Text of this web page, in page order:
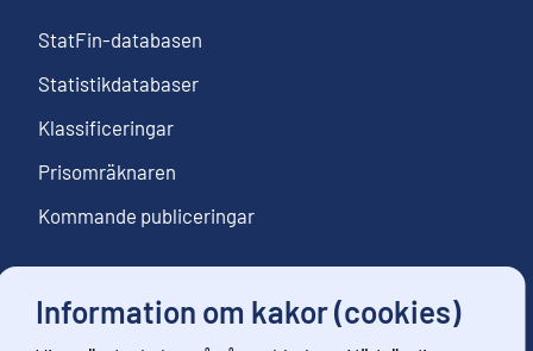
Information om kakor (cookies)
StatFin-databasen
Statistikdatabaser
Klassificeringar
Prisomräknaren
Kommande publiceringar
Följ oss